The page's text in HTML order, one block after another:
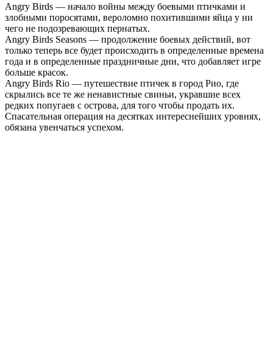
Angry Birds — начало войны между боевыми птичками и
злобными поросятами, вероломно похитившими яйца у ни
чего не подозревающих пернатых.
Angry Birds Seasons — продолжение боевых действий, вот
только теперь все будет происходить в определенные времена
года и в определенные праздничные дни, что добавляет игре
больше красок.
Angry Birds Rio — путешествие птичек в город Рио, где
скрылись все те же ненавистные свиньи, укравшие всех
редких попугаев с острова, для того чтобы продать их.
Спасательная операция на десятках интереснейших уровнях,
обязана увенчаться успехом.